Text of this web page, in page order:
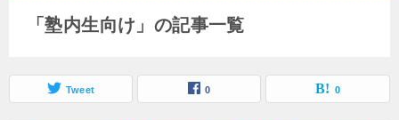
「塾内生向け」の記事一覧
Tweet 0 0